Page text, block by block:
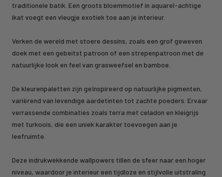
traditionele batik. Een groots bloemmotief in aquarel-achtige
ikat voegt een vleugje exotiek toe aan je interieur.
Verken de wereld met stoere dessins, zoals een grof geweven
doek met een gebeitst patroon of een strepenpatroon met de
natuurlijke look en feel van grasweefsel en bamboe.
De kleurenpaletten zijn geïnspireerd op natuurlijke pigmenten,
variërend van levendige aardetinten tot zachte poeders. Ervaar
verrassende combinaties zoals terra met celadon en kleigrijs
met turkoois, die een uniek karakter toevoegen aan je
leefruimte.
Deze indrukwekkende wallpowers tillen de sfeer naar een hoger
niveau, waardoor je interieur een tijdloze en stijlvolle uitstraling